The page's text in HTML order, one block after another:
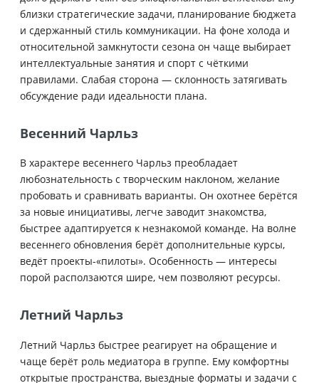
близки стратегические задачи, планирование бюджета
и сдержанный стиль коммуникации. На фоне холода и
относительной замкнутости сезона он чаще выбирает
интеллектуальные занятия и спорт с чёткими
правилами. Слабая сторона — склонность затягивать
обсуждение ради идеальности плана.
Весенний Чарльз
В характере весеннего Чарльз преобладает
любознательность с творческим наклоном, желание
пробовать и сравнивать варианты. Он охотнее берётся
за новые инициативы, легче заводит знакомства,
быстрее адаптируется к незнакомой команде. На волне
весеннего обновления берёт дополнительные курсы,
ведёт проекты-«пилоты». Особенность — интересы
порой расползаются шире, чем позволяют ресурсы.
Летний Чарльз
Летний Чарльз быстрее реагирует на обращение и
чаще берёт роль медиатора в группе. Ему комфортны
открытые пространства, выездные форматы и задачи с